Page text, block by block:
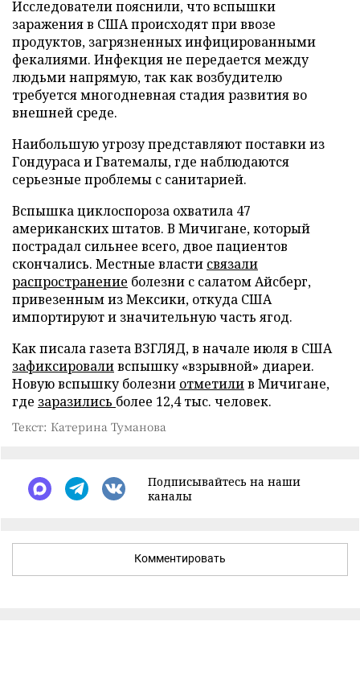
Исследователи пояснили, что вспышки
заражения в США происходят при ввозе
продуктов, загрязненных инфицированными
фекалиями. Инфекция не передается между
людьми напрямую, так как возбудителю
требуется многодневная стадия развития во
внешней среде.
Наибольшую угрозу представляют поставки из
Гондураса и Гватемалы, где наблюдаются
серьезные проблемы с санитарией.
Вспышка циклоспороза охватила 47
американских штатов. В Мичигане, который
пострадал сильнее всего, двое пациентов
скончались. Местные власти связали
распространение болезни с салатом Айсберг,
привезенным из Мексики, откуда США
импортируют и значительную часть ягод.
Как писала газета ВЗГЛЯД, в начале июля в США
зафиксироваливспышку «взрывной» диареи.
Новую вспышку болезни отметилив Мичигане,
где заразились более 12,4 тыс. человек.
Текст: Катерина Туманова
Подписывайтесь на наши
каналы
Комментировать